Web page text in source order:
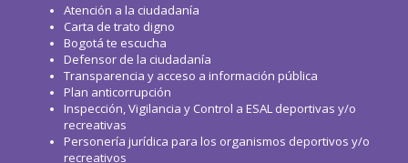
Atención a la ciudadanía
Carta de trato digno
Bogotá te escucha
Defensor de la ciudadanía
Transparencia y acceso a información pública
Plan anticorrupción
Inspección, Vigilancia y Control a ESAL deportivas y/o
recreativas
Personería jurídica para los organismos deportivos y/o
recreativos